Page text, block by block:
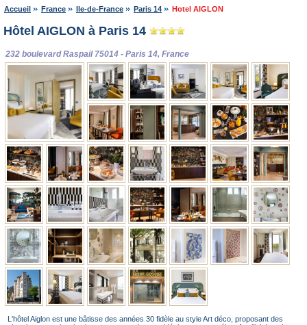
Accueil France Ile-de-France Paris 14 Hotel AIGLON
Hôtel AIGLON à Paris 14
232 boulevard Raspail 75014 - Paris 14, France
L'hôtel Aiglon est une bâtisse des années 30 fidèle au style Art déco, proposant des